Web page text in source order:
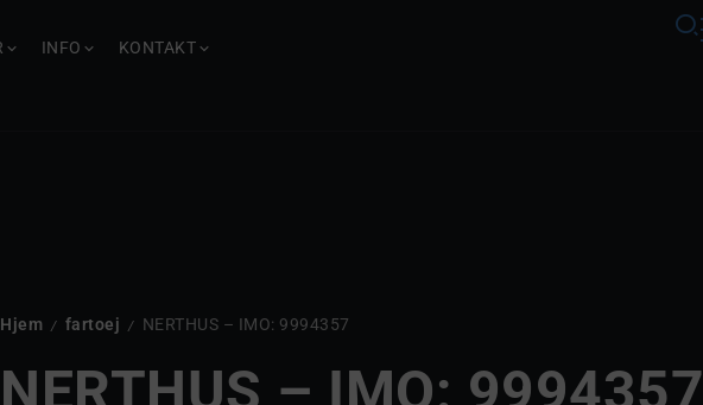
INFO KONTAKT
Hjem / fartoej / NERTHUS – IMO: 9994357
NERTHUS – IMO: 9994357